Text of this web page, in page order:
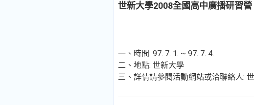
世新大學2008全國高中廣播研習營
一、時間: 97. 7. 1. ~ 97. 7. 4.
二、地點: 世新大學
三、詳情請參閱活動網站或洽聯絡人: